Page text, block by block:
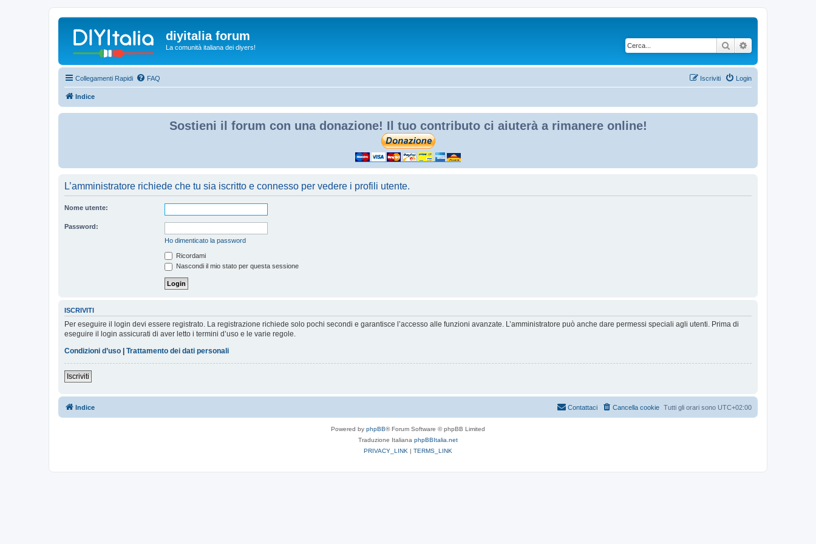
diyitalia forum
La comunità italiana dei diyers! Cerca
Collegamenti Rapidi FAQ Login
Iscriviti
Indice
Sostieni il forum con una donazione! Il tuo contributo ci aiuterà a rimanere online!
L’amministratore richiede che tu sia iscritto e connesso per vedere i profili utente.
Nome utente:
Password:
Ho dimenticato la password
Ricordami
Nascondi il mio stato per questa sessione
ISCRIVITI
Per eseguire il login devi essere registrato. La registrazione richiede solo pochi secondi e garantisce l’accesso alle funzioni avanzate. L’amministratore può anche dare permessi speciali agli utenti. Prima di
eseguire il login assicurati di aver letto i termini d’uso e le varie regole.
Condizioni d’uso
Trattamento dei dati personali
Iscriviti
Indice Tutti gli orari sono UTC+02:00
Cancella cookie
Contattaci
Powered by phpBB® Forum Software © phpBB Limited
Traduzione Italiana phpBBItalia.net
PRIVACY_LINK | TERMS_LINK